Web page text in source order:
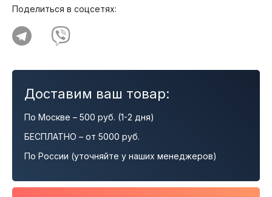
Поделиться в соцсетях:
Доставим ваш товар:
По Москве – 500 руб. (1-2 дня)
БЕСПЛАТНО – от 5000 руб.
По России (уточняйте у наших менеджеров)